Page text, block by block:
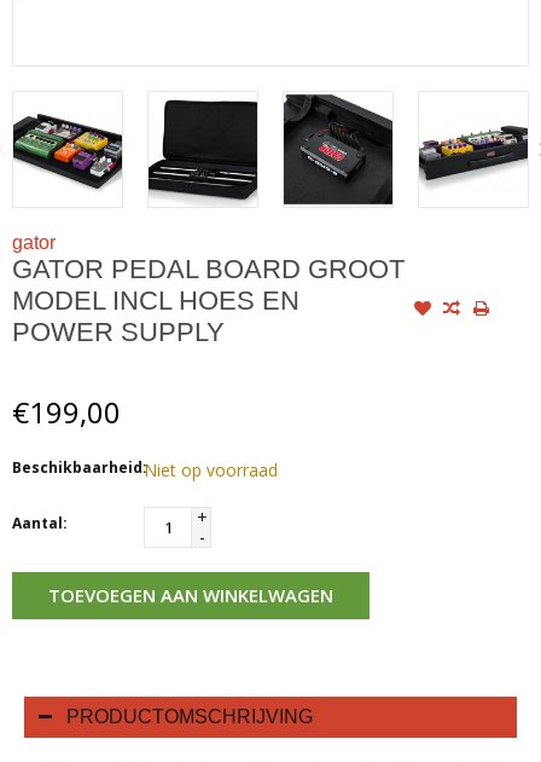
gator
GATOR PEDAL BOARD GROOT
MODEL INCL HOES EN
POWER SUPPLY
€199,00
Beschikbaarheid:Niet op voorraad
Aantal:
+
-
TOEVOEGEN AAN WINKELWAGEN
PRODUCTOMSCHRIJVING